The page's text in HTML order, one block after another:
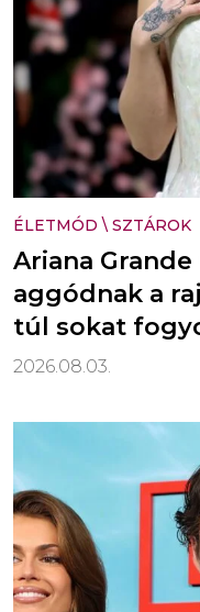
ÉLETMÓD \ SZTÁROK
Ariana
aggódnak a
túl sokat
2026.08.03.